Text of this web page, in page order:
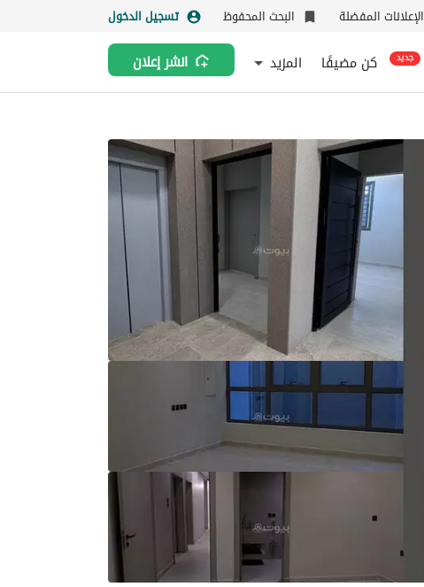
الإعلانات المفضلة البحث المحفوظ تسجيل الدخول
جديد كن مضيفًا المزيد انشر إعلان